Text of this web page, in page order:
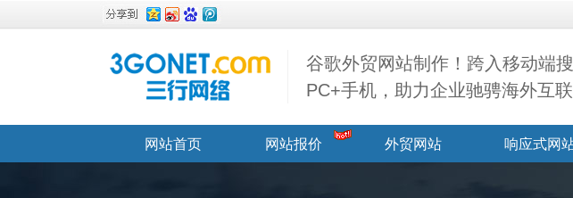
谷歌外贸网站制作！跨入移动端搜
PC+手机，助力企业驰骋海外互联
网站首页 网站报价 外贸网站 响应式网